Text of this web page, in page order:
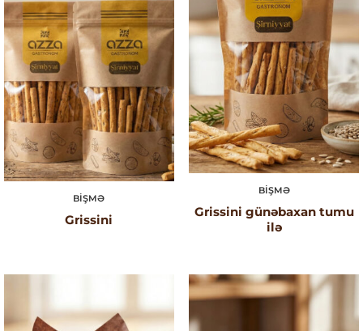
BIŞMƏ
Grissini
BIŞMƏ
Grissini günəbaxan tumu
ilə